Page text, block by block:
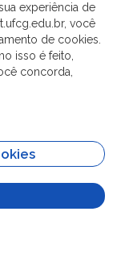
experiência de
você
de cookies.
isso é feito,
concorda,